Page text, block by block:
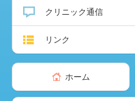
クリニック通信
リンク
ホーム